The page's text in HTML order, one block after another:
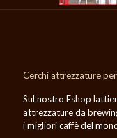
Cerchi attrezzature
Sul nostro Eshop
attrezzature da
i migliori caffè del